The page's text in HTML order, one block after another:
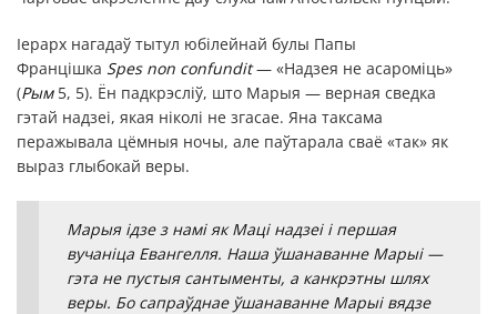
Іерарх нагадаў тытул юбілейнай булы Папы
Францішка Spes non confundit— «Надзея не асароміць»
(Рым5, 5). Ён падкрэсліў, што Марыя — верная сведка
гэтай надзеі, якая ніколі не згасае. Яна таксама
перажывала цёмныя ночы, але паўтарала сваё «так» як
выраз глыбокай веры.
Марыя ідзе з намі як Маці надзеі і першая
вучаніца Евангелля. Наша ўшанаванне Марыі —
гэта не пустыя сантыменты, а канкрэтны шлях
веры. Бо сапраўднае ўшанаванне Марыі вядзе